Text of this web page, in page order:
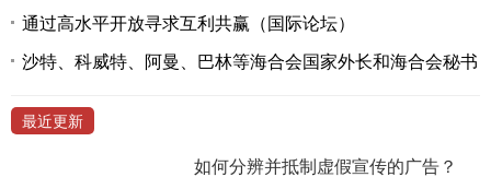
通过高水平开放寻求互利共赢（国际论坛）
沙特、科威特、阿曼、巴林等海合会国家外长和海合会秘书
最近更新
如何分辨并抵制虚假宣传的广告？